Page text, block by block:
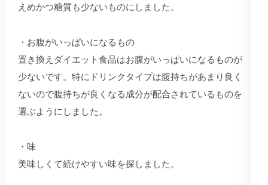
えめかつ糖質も少ないものにしました。
・お腹がいっぱいになるもの
置き換えダイエット食品はお腹がいっぱいになるものが
少ないです。特にドリンクタイプは腹持ちがあまり良く
ないので腹持ちが良くなる成分が配合されているものを
選ぶようにしました。
・味
美味しくて続けやすい味を探しました。